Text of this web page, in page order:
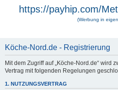
https://payhip.com/
(Werbung in
Köche-Nord.de - Registrierung
Mit dem Zugriff auf „Köche-Nord.de“ wird
Vertrag mit folgenden Regelungen
1. NUTZUNGSVERTRAG